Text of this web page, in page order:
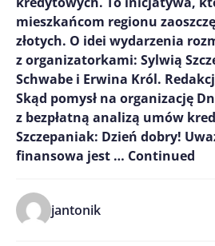
mieszkańcom regionu
złotych. O idei wydarzenia
z organizatorkami: Sylwią
Schwabe i Erwina Król.
Skąd pomysł na organizację
z bezpłatną analizą umów
Szczepaniak: Dzień dobry!
finansowa jest … Continued
jantonik